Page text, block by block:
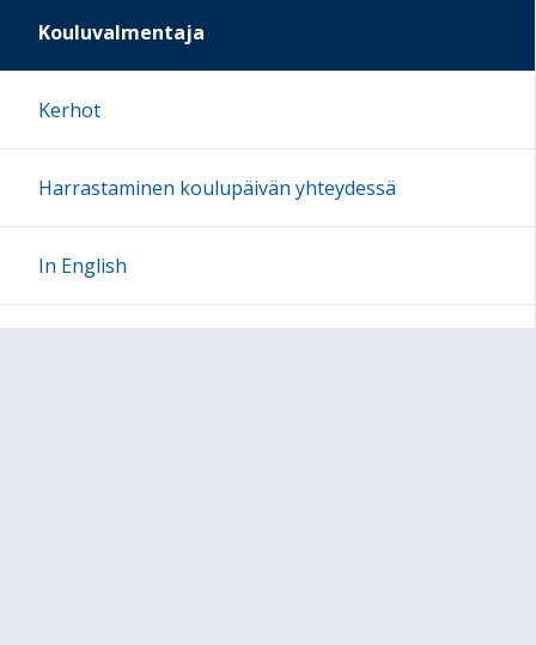
Kouluvalmentaja
Kerhot
Harrastaminen koulupäivän yhteydessä
In English